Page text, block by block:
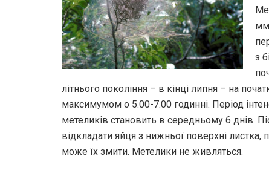
з
літнього покоління – в кінці липня – на
максимумом о 5.00-7.00 годинні. Період
метеликів становить в середньому 6 днів.
відкладати яйця з нижньої поверхні
може їх змити. Метелики не живляться.